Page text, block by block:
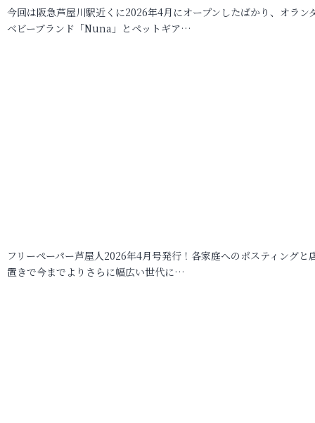
今回は阪急芦屋川駅近くに2026年4月にオープンしたばかり、オラン
ベビーブランド「Nuna」とペットギア…
フリーペーパー芦屋人2026年4月号発行！各家庭へのポスティングと
置きで今までよりさらに幅広い世代に…